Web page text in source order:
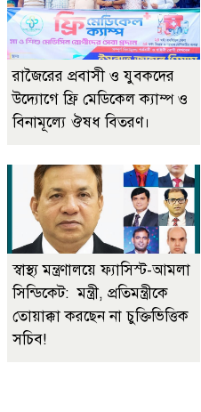
রাজৈরের‌ প্রবাসী ও যুবকদের
উদ্যোগে ফ্রি মেডিকেল ক্যাম্প ও
বিনামূল্যে ঔষধ বিতরণ।
স্বাস্থ্য মন্ত্রণালয়ে ফ্যাসিস্ট-আমলা
সিন্ডিকেট: মন্ত্রী, প্রতিমন্ত্রীকে
তোয়াক্কা করছেন না চুক্তিভিত্তিক
সচিব!